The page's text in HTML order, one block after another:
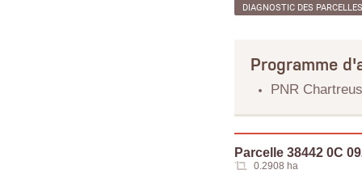
DIAGNOSTIC DES PARCELLES
Programme
PNR
Parcelle 38442 0C
0.2908 ha